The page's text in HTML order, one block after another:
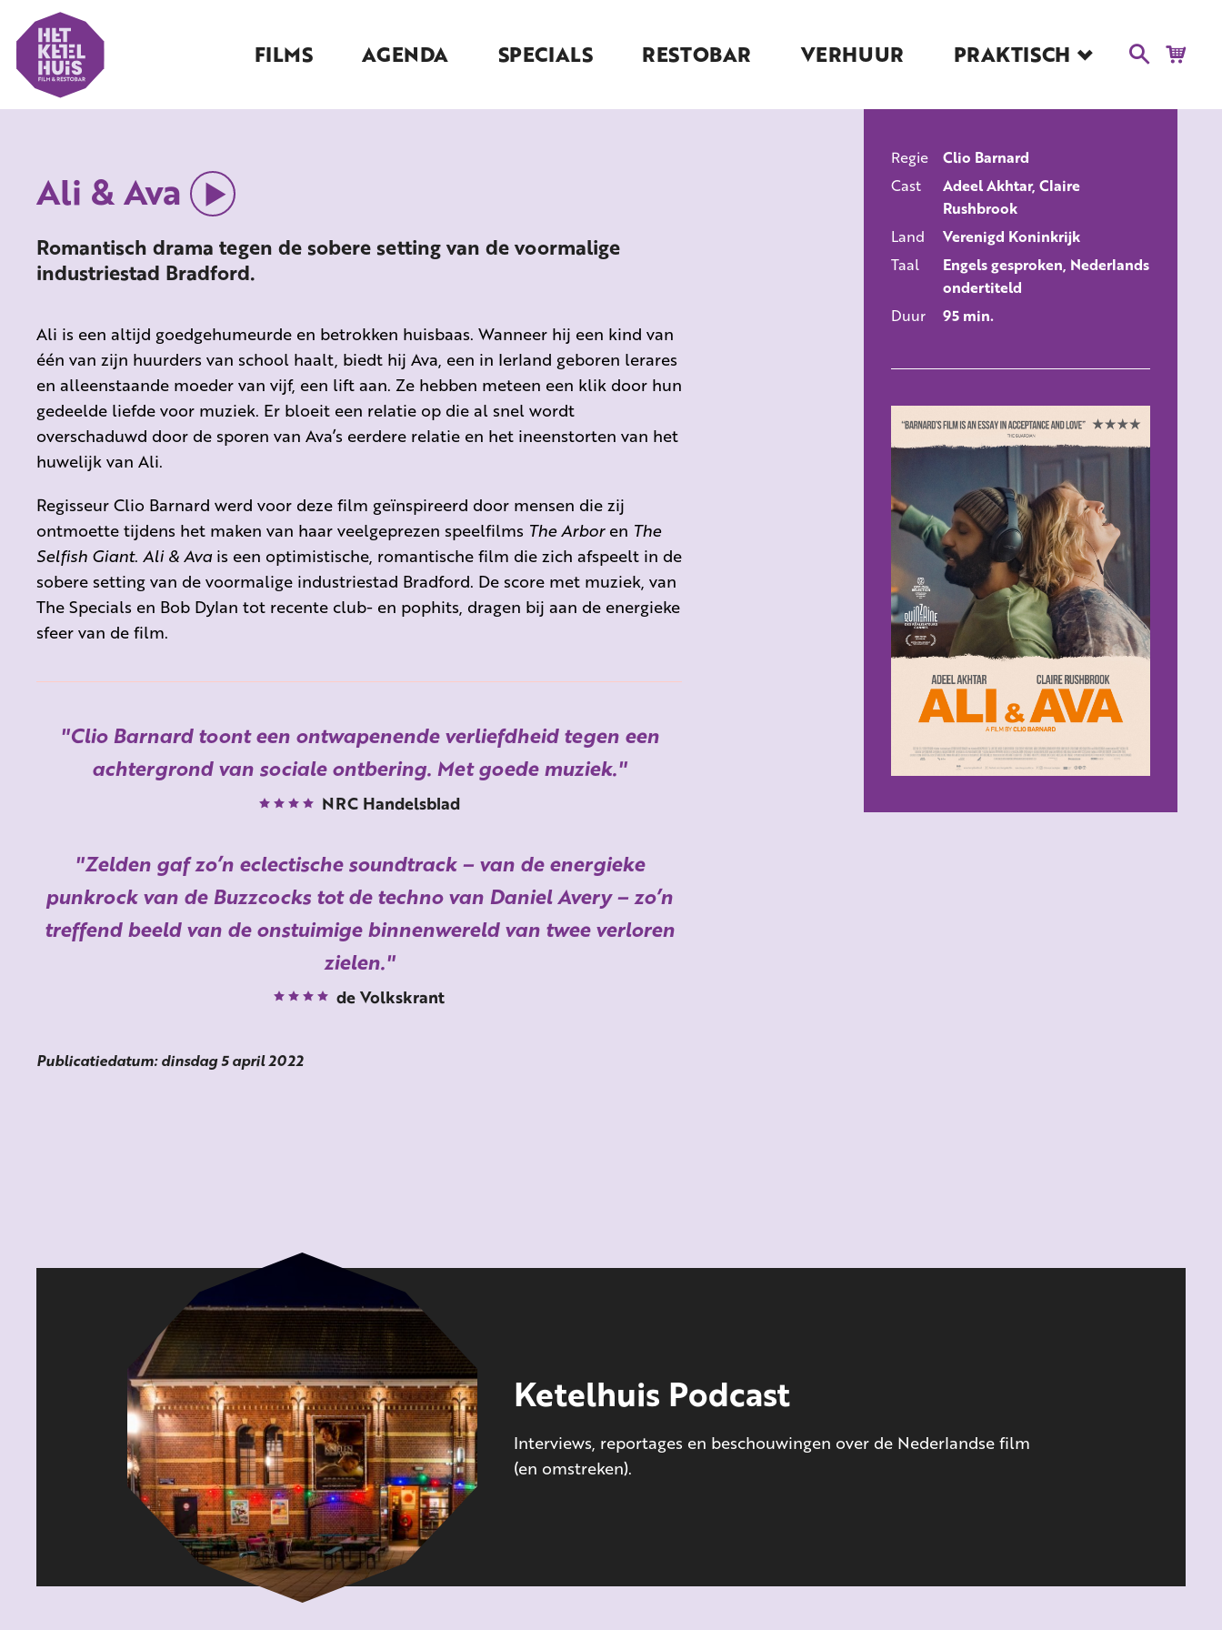
FILMS AGENDA SPECIALS RESTOBAR VERHUUR PRAKTISCH
Blog
Educatie
Kaartverkoop en
Tarieven
Over Het Ketelhuis
Vacatures
Ali & Ava
Romantisch drama tegen de sobere setting van de voormalige
industriestad Bradford.
Ali is een altijd goedgehumeurde en betrokken huisbaas. Wanneer hij een kind van
één van zijn huurders van school haalt, biedt hij Ava, een in Ierland geboren lerares
en alleenstaande moeder van vijf, een lift aan. Ze hebben meteen een klik door hun
gedeelde liefde voor muziek. Er bloeit een relatie op die al snel wordt
overschaduwd door de sporen van Ava’s eerdere relatie en het ineenstorten van het
huwelijk van Ali.
Regisseur Clio Barnard werd voor deze film geïnspireerd door mensen die zij
ontmoette tijdens het maken van haar veelgeprezen speelfilms The Arboren The
Selfish Giant. Ali & Avais een optimistische, romantische film die zich afspeelt in de
sobere setting van de voormalige industriestad Bradford. De score met muziek, van
The Specials en Bob Dylan tot recente club- en pophits, dragen bij aan de energieke
sfeer van de film.
Clio Barnard toont een ontwapenende verliefdheid tegen een
achtergrond van sociale ontbering. Met goede muziek.
NRC Handelsblad
Zelden gaf zo’n eclectische soundtrack – van de energieke
punkrock van de Buzzcocks tot de techno van Daniel Avery – zo’n
treffend beeld van de onstuimige binnenwereld van twee verloren
zielen.
de Volkskrant
Publicatiedatum: dinsdag 5 april 2022
ALLE FILMS
Regie
Clio Barnard
Cast
Adeel Akhtar, Claire
Rushbrook
Land
Verenigd Koninkrijk
Taal
Engels gesproken, Nederlands
ondertiteld
Duur
95 min.
Ketelhuis Podcast
Interviews, reportages en beschouwingen over de Nederlandse film
(en omstreken).